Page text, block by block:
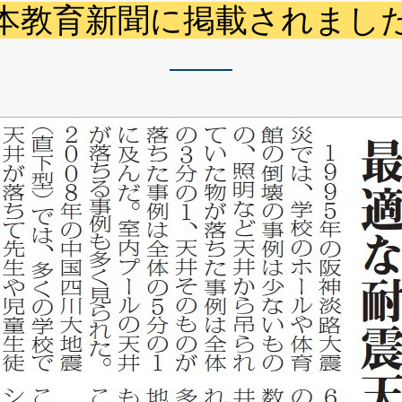
教育新聞に掲載されまし